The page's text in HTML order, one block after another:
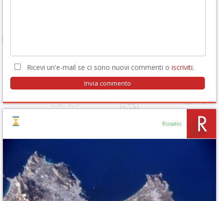
Ricevi un'e-mail se ci sono nuovi commenti o iscriviti.
Rosalio